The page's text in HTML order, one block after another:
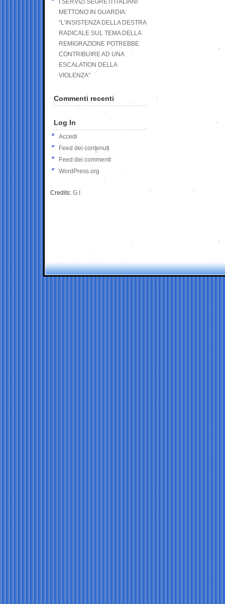
I SERVIZI SEGRETI ITALIANI
METTONO IN GUARDIA:
“L’INSISTENZA DELLA DESTRA
RADICALE SUL TEMA DELLA
REMIGRAZIONE POTREBBE
CONTRIBUIRE AD UNA
ESCALATION DELLA
VIOLENZA”
Commenti recenti
Log In
Accedi
Feed dei contenuti
Feed dei commenti
WordPress.org
Credits: G.I